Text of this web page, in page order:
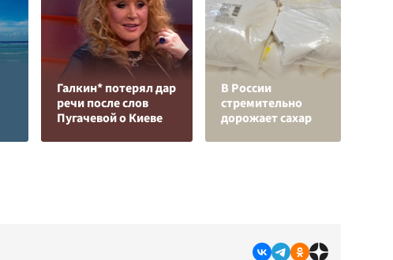
Галкин* потерял дар
речи после слов
Пугачевой о Киеве
В России
стремительно
дорожает сахар